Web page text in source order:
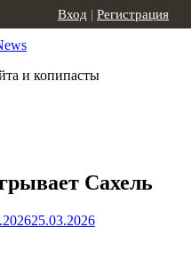
и копипасты
Вход | Регистрация
Сахель
25.03.2026